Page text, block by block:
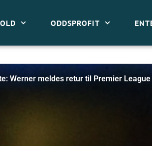
ODDSPROFIT
Werner meldes retur til Premier League